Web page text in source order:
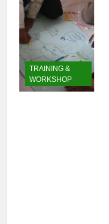
TRAINING &
WORKSHOP